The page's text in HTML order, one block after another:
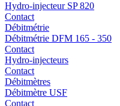
Hydro-injecteur SP 820
Contact
Débitmétrie
Débitmétrie DFM 165 - 350
Contact
Hydro-injecteurs
Contact
Débitmètres
Débitmètre USF
Contact